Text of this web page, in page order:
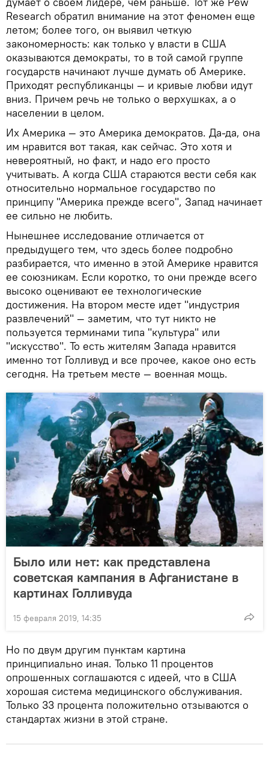
Research обратил внимание на этот феномен еще
летом; более того, он выявил четкую
закономерность: как только у власти в США
оказываются демократы, то в той самой группе
государств начинают лучше думать об Америке.
Приходят республиканцы — и кривые любви идут
вниз. Причем речь не только о верхушках, а о
населении в целом.
Их Америка — это Америка демократов. Да-да, она
им нравится вот такая, как сейчас. Это хотя и
невероятный, но факт, и надо его просто
учитывать. А когда США стараются вести себя как
относительно нормальное государство по
принципу "Америка прежде всего", Запад начинает
ее сильно не любить.
Нынешнее исследование отличается от
предыдущего тем, что здесь более подробно
разбирается, что именно в этой Америке нравится
ее союзникам. Если коротко, то они прежде всего
высоко оценивают ее технологические
достижения. На втором месте идет "индустрия
развлечений" — заметим, что тут никто не
пользуется терминами типа "культура" или
"искусство". То есть жителям Запада нравится
именно тот Голливуд и все прочее, какое оно есть
сегодня. На третьем месте — военная мощь.
Было или нет: как представлена
советская кампания в Афганистане в
картинах Голливуда
15 февраля 2019, 14:35
Но по двум другим пунктам картина
принципиально иная. Только 11 процентов
опрошенных соглашаются с идеей, что в США
хорошая система медицинского обслуживания.
Только 33 процента положительно отзываются о
стандартах жизни в этой стране.